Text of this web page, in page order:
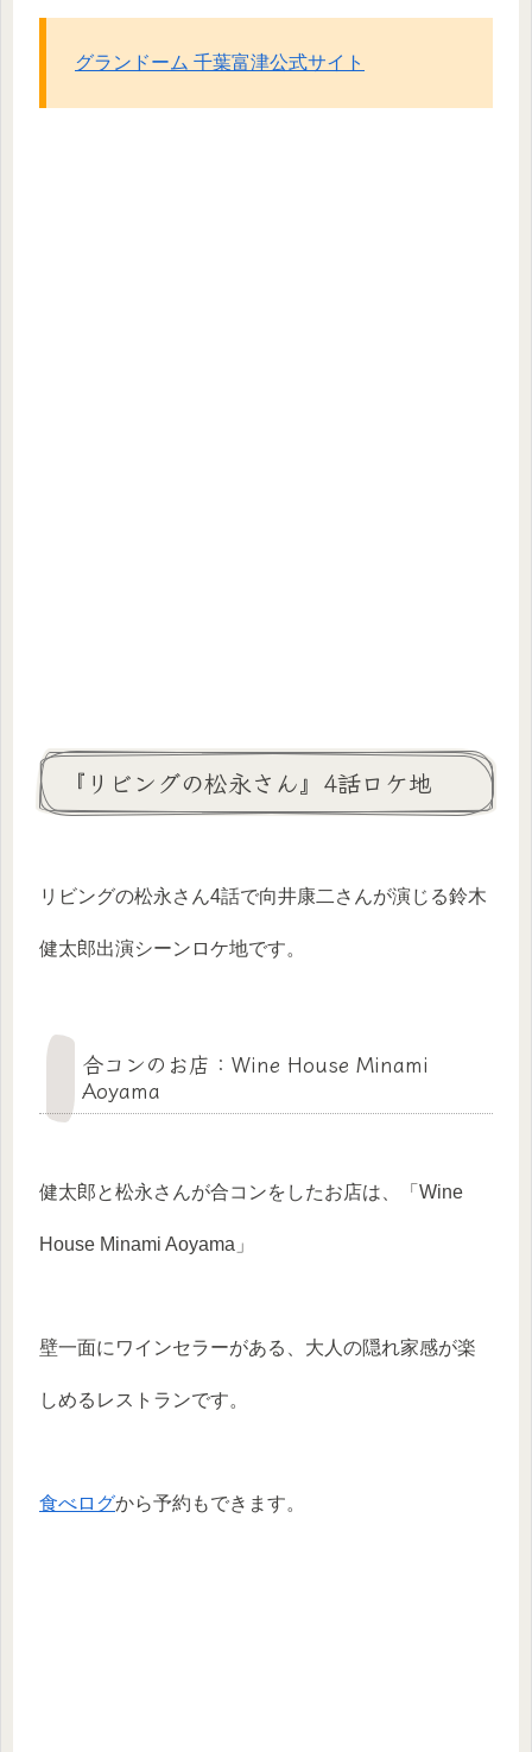
グランドーム 千葉富津公式サイト
『リビングの松永さん』4話ロケ地
リビングの松永さん4話で向井康二さんが演じる鈴木
健太郎出演シーンロケ地です。
合コンのお店：Wine House Minami
Aoyama
健太郎と松永さんが合コンをしたお店は、「Wine
House Minami Aoyama」
壁一面にワインセラーがある、大人の隠れ家感が楽
しめるレストランです。
食べログから予約もできます。